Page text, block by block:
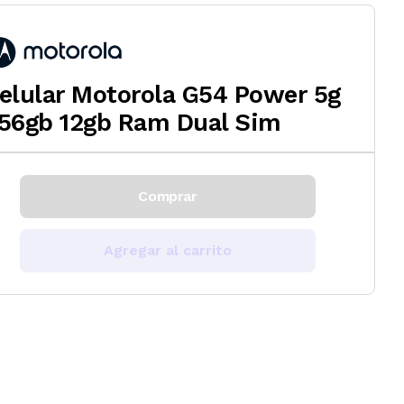
Motorola G54 Power 5g
12gb Ram Dual Sim
Comprar
Agregar al carrito